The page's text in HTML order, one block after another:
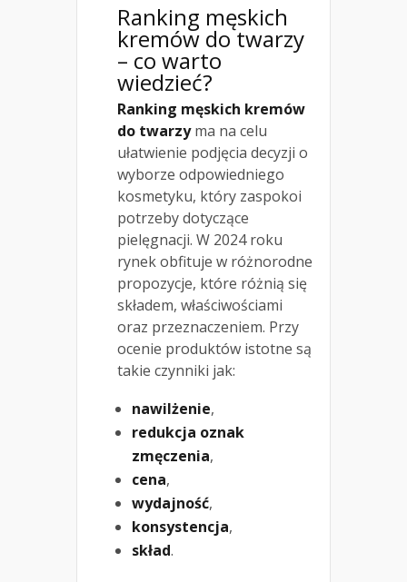
Ranking męskich
kremów do twarzy
– co warto
wiedzieć?
Ranking męskich kremów
do twarzyma na celu
ułatwienie podjęcia decyzji o
wyborze odpowiedniego
kosmetyku, który zaspokoi
potrzeby dotyczące
pielęgnacji. W 2024 roku
rynek obfituje w różnorodne
propozycje, które różnią się
składem, właściwościami
oraz przeznaczeniem. Przy
ocenie produktów istotne są
takie czynniki jak:
nawilżenie,
redukcja oznak
zmęczenia,
cena,
wydajność,
konsystencja,
skład.